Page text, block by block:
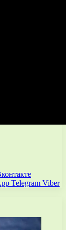
Telegram Viber